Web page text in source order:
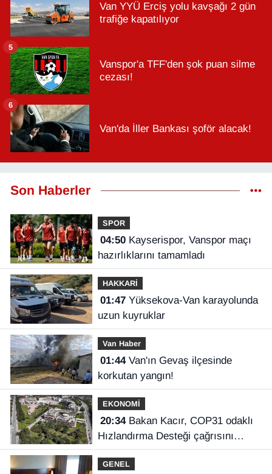
Van YYÜ Erciş yolu kavşağı 2 gün
trafiğe kapatılıyor
Vanspor'a TFF'den şok puan silme
cezası!
5
Van'da İller Bankası şoför alacak!
6
Son Haberler
SPOR
04:50Kayserispor, Vanspor maçı
hazırlıklarını tamamladı
HAKKARİ
01:47Yüksekova-Van karayolunda
uzun kuyruklar
Van Haber
01:44Van'ın Gevaş ilçesinde
korkutan yangın!
EKONOMİ
20:34Bakan Kacır, COP31 odaklı
Hızlandırma Desteği çağrısını
açıkladı
GENEL